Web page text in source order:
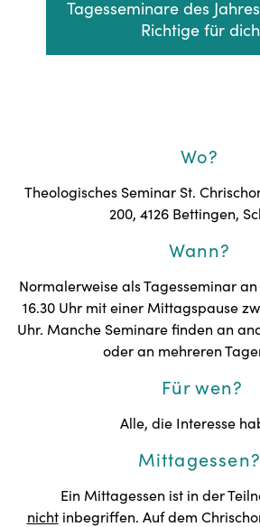
Tagesseminare des
Richtige für
Wo?
Theologisches Seminar St.
200, 4126 Bettingen,
Wann?
Normalerweise als Tagesseminar
16.30 Uhr mit einer Mittagspause
Uhr. Manche Seminare finden an
oder an mehreren
Für wen?
Alle, die Interesse
Mittagessen?
Ein Mittagessen ist in der
nichtinbegriffen. Auf dem